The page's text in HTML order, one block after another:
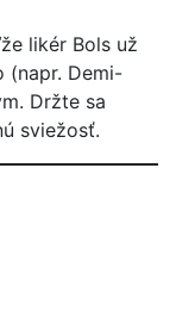
likér Bols už
(napr. Demi-
Držte sa
sviežosť.